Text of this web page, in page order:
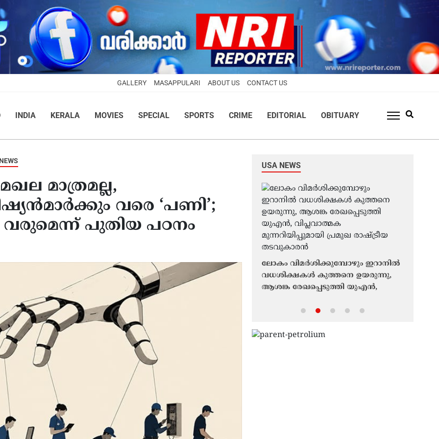
GALLERY MASAPPULARI ABOUT US CONTACT US
INDIA KERALA MOVIES SPECIAL SPORTS CRIME EDITORIAL OBITUARY
മാത്രമല്ല,
വരെ ‘പണി’;
വരുമെന്ന് പുതിയ പഠനം
USA NEWS
15 സംസ്ഥാനങ്ങളിൽ
പടരുന്നു:
ജാഗ്രതാ നിർദ്ദേശം
സെന്റർസ് ഫോർ ഡിസീസ്
ജനങ്ങൾ ട്രംപിനെതിരെ, നെഞ്ചിടിപ്പ്
കൂട്ടുന്ന സർവേ ഫലം!
യുദ്ധനയങ്ങൾക്കെതിരെ കടുത്ത
അമർഷം; ജനവികാരം
ഡെമോക്രാറ്റുകൾക്ക്
അനുകൂലമാകുന്നു
ലോകം വിമർശിക്കുമ്പോഴും ഇറാനിൽ
വധശിക്ഷകൾ കുത്തനെ ഉയരുന്നു,
ആശങ്ക രേഖപ്പെടുത്തി യുഎൻ,
രാഷ്ട്രീയ തടവുകാരൻ